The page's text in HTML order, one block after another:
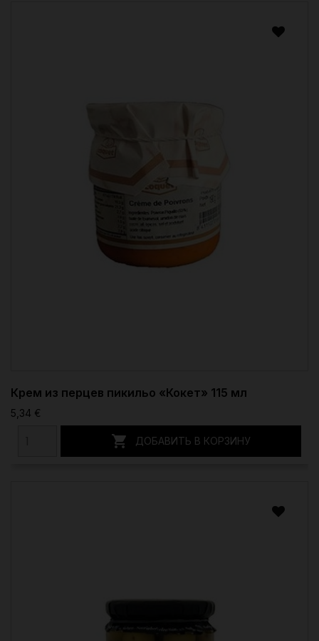
Крем из перцев пикильо «Кокет» 115 мл
5,34 €
 ДОБАВИТЬ В КОРЗИНУ